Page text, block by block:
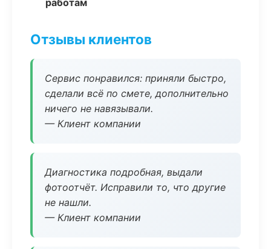
работам
Отзывы клиентов
Сервис понравился: приняли быстро,
сделали всё по смете, дополнительно
ничего не навязывали.
— Клиент компании
Диагностика подробная, выдали
фотоотчёт. Исправили то, что другие
не нашли.
— Клиент компании